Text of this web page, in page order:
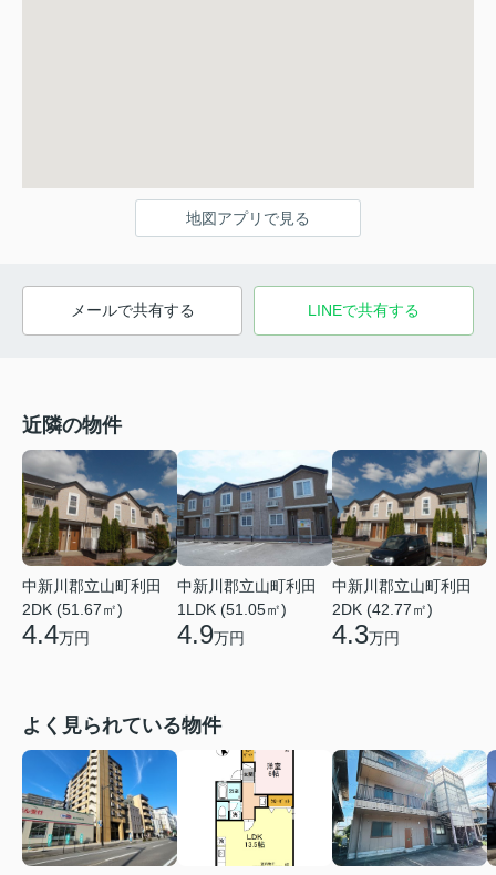
地図アプリで見る
メールで共有する LINEで共有する
近隣の物件
中新川郡立山町利田
2DK (51.67㎡)
4.4万円
中新川郡立山町利田
1LDK (51.05㎡)
4.9万円
中新川郡立山町利田
2DK (42.77㎡)
4.3万円
よく見られている物件